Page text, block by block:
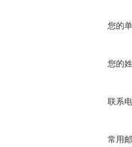
您的
您的
联系
常用